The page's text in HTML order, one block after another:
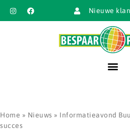
Nieuwe
Home » Nieuws » Informatieavond
succes